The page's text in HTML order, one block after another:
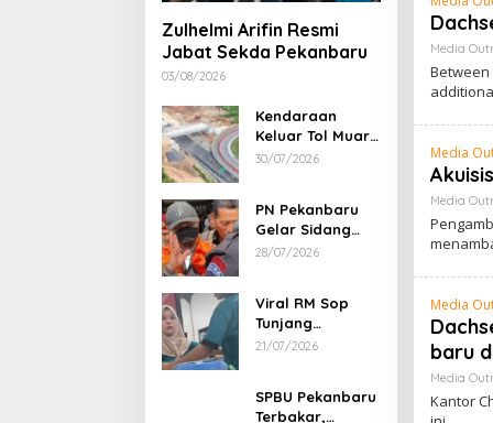
Zulhelmi Arifin Resmi
Jabat Sekda Pekanbaru
03/08/2026
Kendaraan
Keluar Tol Muara
Fajar Dialihkan
30/07/2026
PN Pekanbaru
Gelar Sidang
Putusan Perkara
28/07/2026
Viral RM Sop
Tunjang
Pekanbaru
Pemilik Minta
21/07/2026
SPBU Pekanbaru
Terbakar,
Media
Media
Media
Media
baru
Media
Kantor